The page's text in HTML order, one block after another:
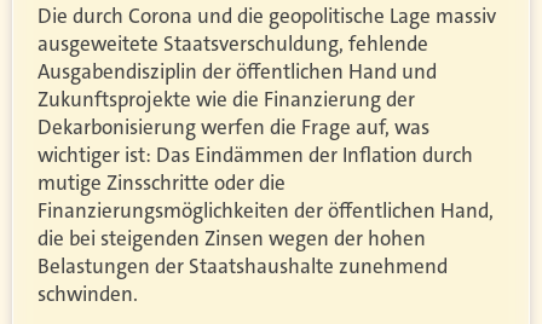
Die durch Corona und die geopolitische Lage massiv
ausgeweitete Staatsverschuldung, fehlende
Ausgabendisziplin der öffentlichen Hand und
Zukunftsprojekte wie die Finanzierung der
Dekarbonisierung werfen die Frage auf, was
wichtiger ist: Das Eindämmen der Inflation durch
mutige Zinsschritte oder die
Finanzierungsmöglichkeiten der öffentlichen Hand,
die bei steigenden Zinsen wegen der hohen
Belastungen der Staatshaushalte zunehmend
schwinden.